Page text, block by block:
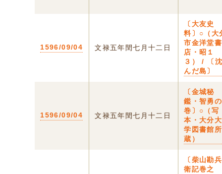
1596/09/04 文禄五年閏七月十二日
〔大友史
料〕○（大
市金洋堂書
店・昭１
３） / 〔沈
んだ島〕
1596/09/04 文禄五年閏七月十二日
〔金城秘
鑑・智勇の
巻〕○（写
本・大分大
学図書館所
蔵）
〔柴山勘兵
衛記巻之